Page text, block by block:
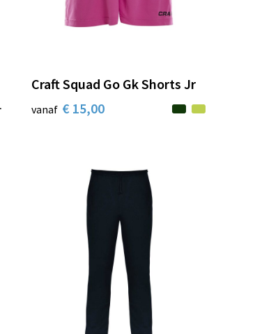
Craft Squad Go Gk Shorts Jr
vanaf € 15,00